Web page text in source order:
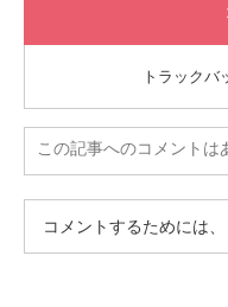
トラックバ
この記事へのコメントは
コメントするためには、